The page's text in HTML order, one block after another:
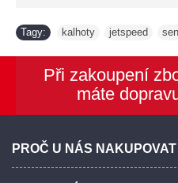
Tagy: kalhoty jetspeed
Při zakoupení
máte
PROČ U NÁS NAKUPOVAT